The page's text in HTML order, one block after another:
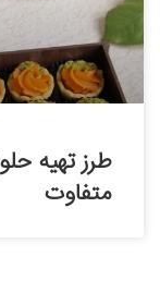
طرز تهیه
متفاوت